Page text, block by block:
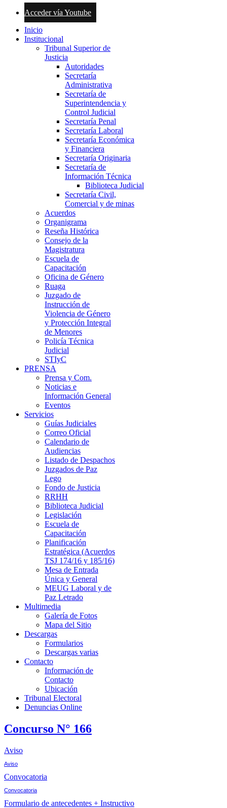
Acceder vía Youtube
Inicio
Institucional
Tribunal Superior de
Justicia
Autoridades
Secretaría
Administrativa
Secretaría de
Superintendencia y
Control Judicial
Secretaría Penal
Secretaría Laboral
Secretaría Económica
y Financiera
Secretaría Originaria
Secretaría de
Información Técnica
Biblioteca Judicial
Secretaría Civil,
Comercial y de minas
Acuerdos
Organigrama
Reseña Histórica
Consejo de la
Magistratura
Escuela de
Capacitación
Oficina de Género
Ruaga
Juzgado de
Instrucción de
Violencia de Género
y Protección Integral
de Menores
Policía Técnica
Judicial
STIyC
PRENSA
Prensa y Com.
Noticias e
Información General
Eventos
Servicios
Guías Judiciales
Correo Oficial
Calendario de
Audiencias
Listado de Despachos
Juzgados de Paz
Lego
Fondo de Justicia
RRHH
Biblioteca Judicial
Legislación
Escuela de
Capacitación
Planificación
Estratégica (Acuerdos
TSJ 174/16 y 185/16)
Mesa de Entrada
Única y General
MEUG Laboral y de
Paz Letrado
Multimedia
Galería de Fotos
Mapa del Sitio
Descargas
Formularios
Descargas varias
Contacto
Información de
Contacto
Ubicación
Tribunal Electoral
Denuncias Online
Concurso N° 166
Aviso
Aviso
Convocatoria
Convocatoria
Formulario de antecedentes + Instructivo